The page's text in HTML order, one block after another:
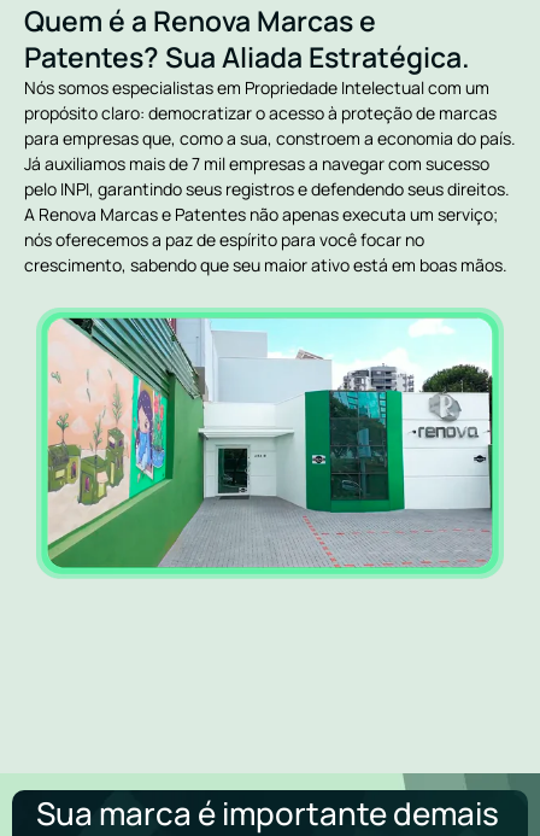
Quem é a Renova Marcas e
Patentes? Sua Aliada Estratégica.
Nós somos especialistas em Propriedade Intelectual com um
propósito claro: democratizar o acesso à proteção de marcas
para empresas que, como a sua, constroem a economia do país.
Já auxiliamos mais de 7 mil empresas a navegar com sucesso
pelo INPI, garantindo seus registros e defendendo seus direitos.
A Renova Marcas e Patentes não apenas executa um serviço;
nós oferecemos a paz de espírito para você focar no
crescimento, sabendo que seu maior ativo está em boas mãos.
Sua marca é importante demais